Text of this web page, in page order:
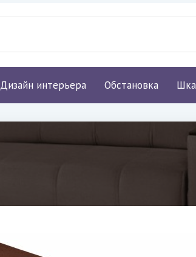
Дизайн интерьера Обстановка